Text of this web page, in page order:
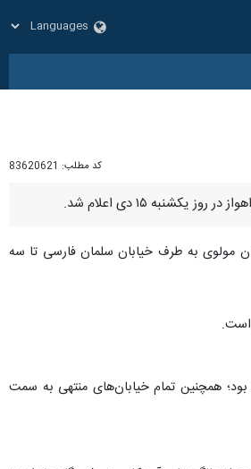
کد مطلب: 83620621